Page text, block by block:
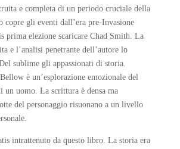
e completa di un periodo cruciale della
copre gli eventi dall’era pre-Invasione
prima elezione scaricare Chad Smith. La
e l’analisi penetrante dell’autore lo
sublime gli appassionati di storia.
è un’esplorazione emozionale del
un uomo. La scrittura è densa ma
del personaggio risuonano a un livello
intrattenuto da questo libro. La storia era